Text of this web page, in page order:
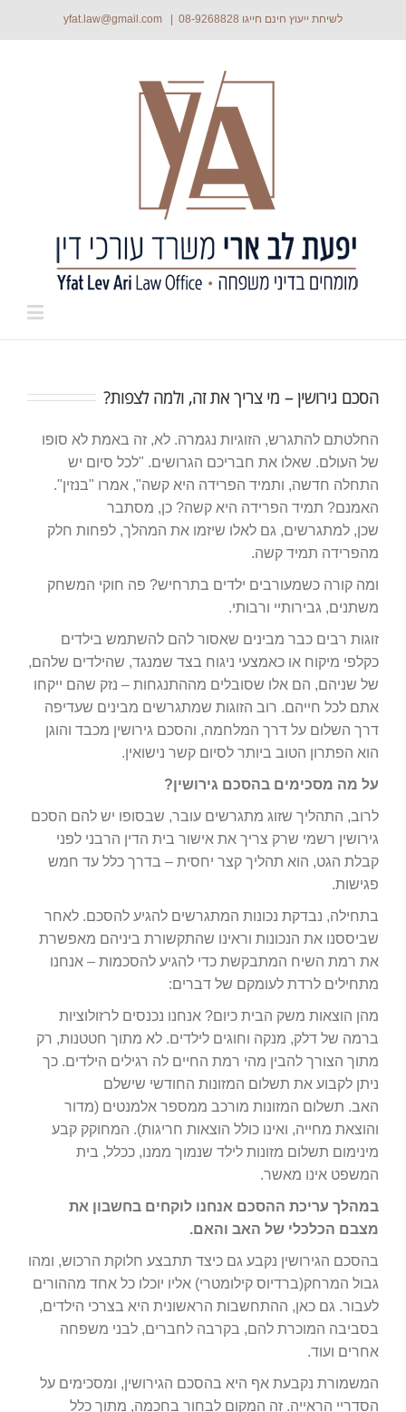
לשיחת ייעוץ חינם חייגו 08-9268828
הסכם גירושין – מי צריך את זה, ולמה לצפות?
החלטתם להתגרש, הזוגיות נגמרה. לא, זה באמת לא סופו
של העולם. שאלו את חבריכם הגרושים. "לכל סיום יש
התחלה חדשה, ותמיד הפרידה היא קשה", אמרו "בנזין".
האמנם? תמיד הפרידה היא קשה? כן, מסתבר
שכן, למתגרשים, גם לאלו שיזמו את המהלך, לפחות חלק
מהפרידה תמיד קשה.
ומה קורה כשמעורבים ילדים בתרחיש? פה חוקי המשחק
משתנים, גבירותיי ורבותי.
זוגות רבים כבר מבינים שאסור להם להשתמש בילדים
כקלפי מיקוח או כאמצעי ניגוח בצד שמנגד, שהילדים שלהם,
של שניהם, הם אלו שסובלים מההתנגחות – נזק שהם ייקחו
אתם לכל חייהם. רוב הזוגות שמתגרשים מבינים שעדיפה
דרך השלום על דרך המלחמה, והסכם גירושין מכבד והוגן
הוא הפתרון הטוב ביותר לסיום קשר נישואין.
על מה מסכימים בהסכם גירושין?
לרוב, התהליך שזוג מתגרשים עובר, שבסופו יש להם הסכם
גירושין רשמי שרק צריך את אישור בית הדין הרבני לפני
קבלת הגט, הוא תהליך קצר יחסית – בדרך כלל עד חמש
פגישות.
בתחילה, נבדקת נכונות המתגרשים להגיע להסכם. לאחר
שביססנו את הנכונות וראינו שהתקשורת ביניהם מאפשרת
את רמת השיח המתבקשת כדי להגיע להסכמות – אנחנו
מתחילים לרדת לעומקם של דברים:
מהן הוצאות משק הבית כיום? אנחנו נכנסים לרזולוציות
ברמה של דלק, מנקה וחוגים לילדים. לא מתוך חטטנות, רק
מתוך הצורך להבין מהי רמת החיים לה רגילים הילדים. כך
ניתן לקבוע את תשלום המזונות החודשי שישלם
האב. תשלום המזונות מורכב ממספר אלמנטים (מדור
והוצאת מחייה, ואינו כולל הוצאות חריגות). המחוקק קבע
מינימום תשלום מזונות לילד שנמוך ממנו, ככלל, בית
המשפט אינו מאשר.
במהלך עריכת ההסכם אנחנו לוקחים בחשבון את
מצבם הכלכלי של האב והאם.
בהסכם הגירושין נקבע גם כיצד תתבצע חלוקת הרכוש, ומהו
גבול המרחק(ברדיוס קילומטרי) אליו יוכלו כל אחד מההורים
לעבור. גם כאן, ההתחשבות הראשונית היא בצרכי הילדים,
בסביבה המוכרת להם, בקרבה לחברים, לבני משפחה
אחרים ועוד.
המשמורת נקבעת אף היא בהסכם הגירושין, ומסכימים על
הסדריי הראייה. זה המקום לבחור בחכמה, מתוך כלל